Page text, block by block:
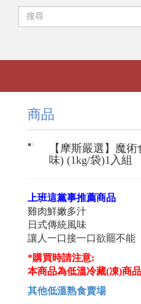
商品
【摩斯嚴選】魔
味) (1kg/袋)1入組
上班這黨事推薦商品
雞肉鮮嫩多汁
日式傳統風味
讓人一口接一口欲罷不能
*購買時請注意:
本商品為低溫冷藏(凍)商品
其他低溫熟食賣場